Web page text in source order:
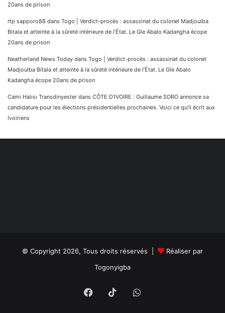
20ans de prison
rtp sapporo88 dans Togo | Verdict-procès : assassinat du colonel Madjoulba
Bitala et atteinte à la sûreté intérieure de l’État. Le Gle Abalo Kadangha écope
20ans de prison
Neatherland News Today dans Togo | Verdict-procès : assassinat du colonel
Madjoulba Bitala et atteinte à la sûreté intérieure de l’État. Le Gle Abalo
Kadangha écope 20ans de prison
Cami Halısı Transdinyester dans CÔTE D’IVOIRE : Guillaume SORO annonce sa
candidature pour les élections présidentielles prochaines. Voici ce qu’il écrit aux
Ivoiriens
© Copyright 2026, Tous droits réservés |
Réaliser par
Togonyigba
Facebook
TikTokWhatsApp